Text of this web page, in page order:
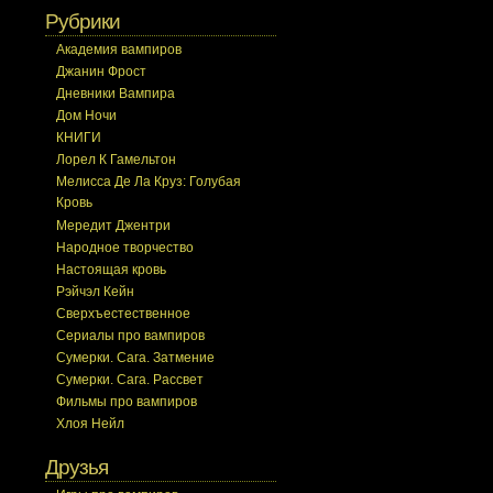
Рубрики
Академия вампиров
Джанин Фрост
Дневники Вампира
Дом Ночи
КНИГИ
Лорел К Гамельтон
Мелисса Де Ла Круз: Голубая
Кровь
Мередит Джентри
Народное творчество
Настоящая кровь
Рэйчэл Кейн
Сверхъестественное
Сериалы про вампиров
Сумерки. Сага. Затмение
Сумерки. Сага. Рассвет
Фильмы про вампиров
Хлоя Нейл
Друзья